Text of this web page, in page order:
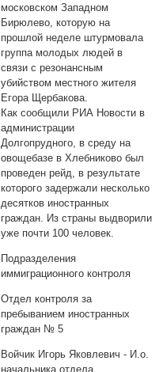
московском Западном
Бирюлево, которую на
прошлой неделе штурмовала
группа молодых людей в
связи с резонансным
убийством местного жителя
Егора Щербакова.
Как сообщили РИА Новости в
администрации
Долгопрудного, в среду на
овощебазе в Хлебниково был
проведен рейд, в результате
которого задержали несколько
десятков иностранных
граждан. Из страны выдворили
уже почти 100 человек.
Подразделения
иммиграционного контроля
Отдел контроля за
пребыванием иностранных
граждан № 5
Войчик Игорь Яковлевич - И.о.
начальника отдела